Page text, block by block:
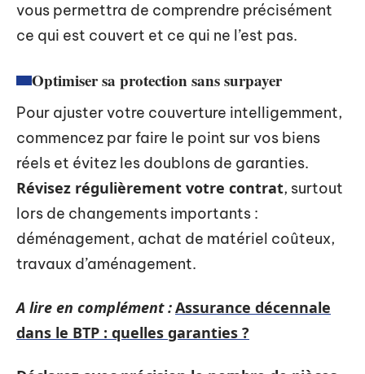
vous permettra de comprendre précisément
ce qui est couvert et ce qui ne l’est pas.
Optimiser sa protection sans surpayer
Pour ajuster votre couverture intelligemment,
commencez par faire le point sur vos biens
réels et évitez les doublons de garanties.
Révisez régulièrement votre contrat, surtout
lors de changements importants :
déménagement, achat de matériel coûteux,
travaux d’aménagement.
A lire en complément :Assurance décennale
dans le BTP : quelles garanties ?